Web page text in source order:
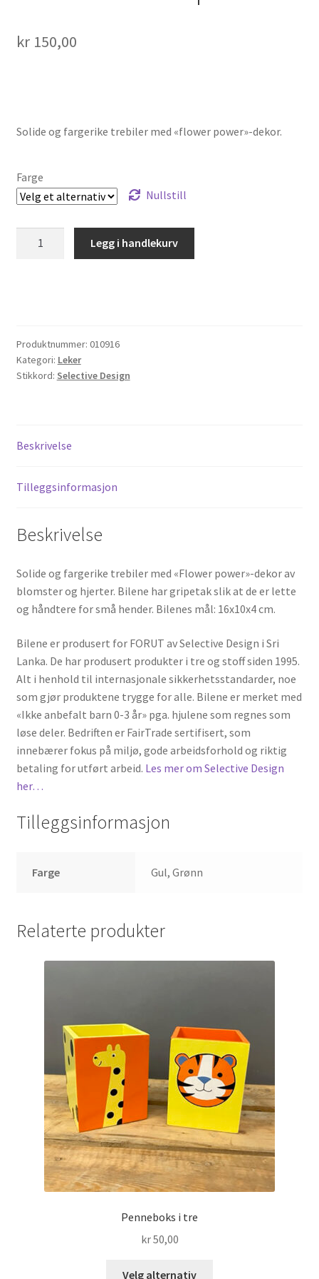
kr150,00
Solide og fargerike trebiler med «flower power»-dekor.
Farge
Nullstill
Legg i handlekurv
Produktnummer: 010916
Kategori: Leker
Stikkord: Selective Design
Beskrivelse
Tilleggsinformasjon
Beskrivelse
Solide og fargerike trebiler med «Flower power»-dekor av
blomster og hjerter. Bilene har gripetak slik at de er lette
og håndtere for små hender. Bilenes mål: 16x10x4 cm.
Bilene er produsert for FORUT av Selective Design i Sri
Lanka. De har produsert produkter i tre og stoff siden 1995.
Alt i henhold til internasjonale sikkerhetsstandarder, noe
som gjør produktene trygge for alle. Bilene er merket med
«Ikke anbefalt barn 0-3 år» pga. hjulene som regnes som
løse deler. Bedriften er FairTrade sertifisert, som
innebærer fokus på miljø, gode arbeidsforhold og riktig
betaling for utført arbeid. Les mer om Selective Design
her…
Tilleggsinformasjon
Farge Gul, Grønn
Relaterte produkter
Penneboks i tre
kr50,00
Velg alternativ